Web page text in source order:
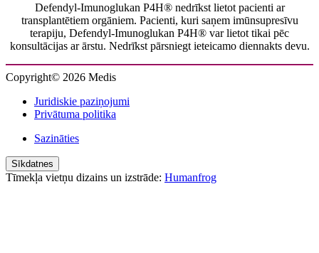
Defendyl-Imunoglukan P4H® nedrīkst lietot pacienti ar
transplantētiem orgāniem. Pacienti, kuri saņem imūnsupresīvu
terapiju, Defendyl-Imunoglukan P4H® var lietot tikai pēc
konsultācijas ar ārstu. Nedrīkst pārsniegt ieteicamo diennakts devu.
Copyright© 2026 Medis
Juridiskie paziņojumi
Privātuma politika
Sazināties
Sīkdatnes
Tīmekļa vietņu dizains un izstrāde: Humanfrog